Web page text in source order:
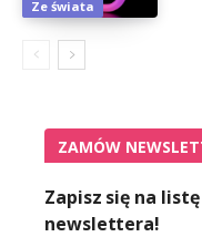
Ze świata
ZAMÓW
Zapisz się na
newslettera!